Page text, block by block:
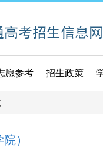
愿参考 招生政策
）